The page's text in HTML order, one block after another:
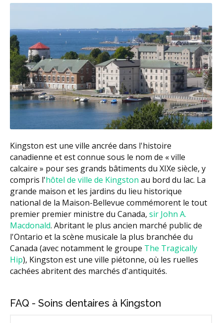
Kingston est une ville ancrée dans l'histoire
canadienne et est connue sous le nom de « ville
calcaire » pour ses grands bâtiments du XIXe siècle, y
compris l'hôtel de ville de Kingston au bord du lac. La
grande maison et les jardins du lieu historique
national de la Maison-Bellevue commémorent le tout
premier premier ministre du Canada, sir John A.
Macdonald. Abritant le plus ancien marché public de
l'Ontario et la scène musicale la plus branchée du
Canada (avec notamment le groupe The Tragically
Hip), Kingston est une ville piétonne, où les ruelles
cachées abritent des marchés d'antiquités.
FAQ - Soins dentaires à Kingston